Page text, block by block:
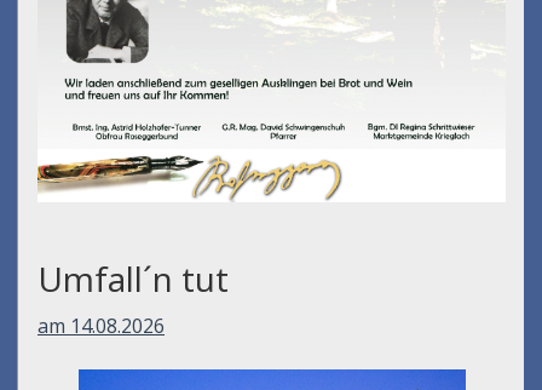
Umfall´n tut
am 14.08.2026